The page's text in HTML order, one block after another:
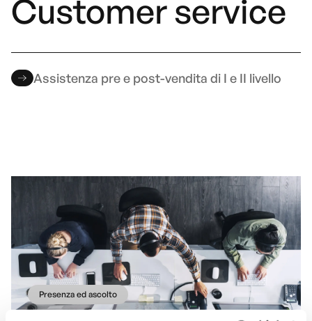
Customer service
Assistenza pre e post-vendita di I e II livello
Presenza ed ascolto